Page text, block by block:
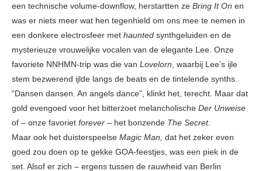
een technische volume-downflow, herstartten ze Bring It On en
was er niets meer wat hen tegenhield om ons mee te nemen in
een donkere electrosfeer met haunted synthgeluiden en de
mysterieuze vrouwelijke vocalen van de elegante Lee. Onze
favoriete NNHMN-trip was die van Lovelorn , waarbij Lee’s ijle
stem bezwerend ijlde langs de beats en de tintelende synths.
“Dansen dansen. An angels dance”, klinkt het, terecht. Maar dat
gold evengoed voor het bitterzoet melancholische Der Unweise
of – onze favoriet forever – het bonzende The Secret.
Maar ook het duisterspeelse Magic Man, dat het zeker even
goed zou doen op te gekke GOA-feestjes, was een piek in de
set. Alsof er zich – ergens tussen de rauwheid van Berlin